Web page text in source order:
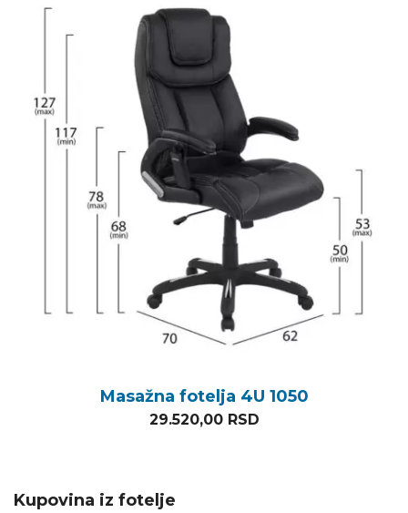
Masažna fotelja 4U 1050
29.520,00 RSD
Kupovina iz fotelje